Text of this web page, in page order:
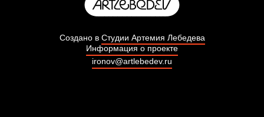
Создано в Студии Артемия Лебедева
Информация о проекте
ironov@artlebedev.ru